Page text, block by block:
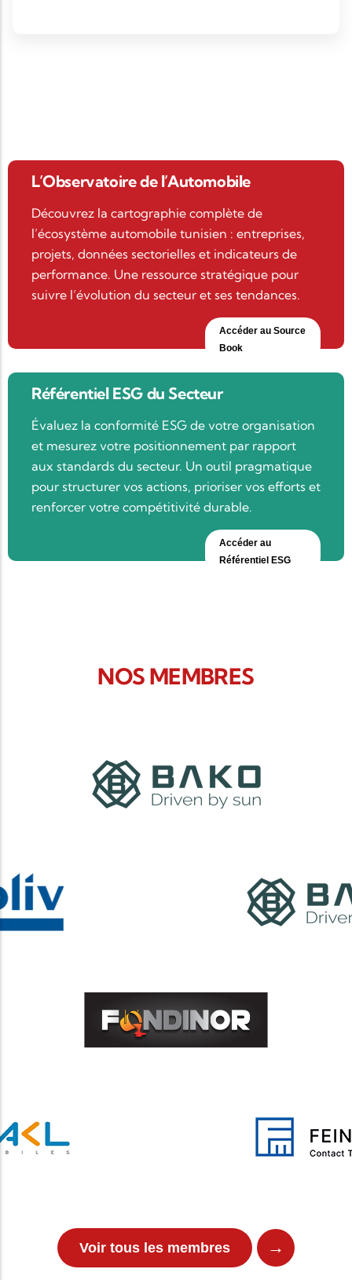
L’Observatoire de l’Automobile
Découvrez la cartographie complète de
l’écosystème automobile tunisien : entreprises,
projets, données sectorielles et indicateurs de
performance. Une ressource stratégique pour
suivre l’évolution du secteur et ses tendances.
Accéder au Source
Book
Référentiel ESG du Secteur
Évaluez la conformité ESG de votre organisation
et mesurez votre positionnement par rapport
aux standards du secteur. Un outil pragmatique
pour structurer vos actions, prioriser vos efforts et
renforcer votre compétitivité durable.
Accéder au
Référentiel ESG
NOS MEMBRES
Voir tous les membres →